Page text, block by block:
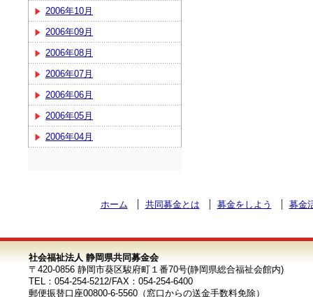
2006年10月
2006年09月
2006年08月
2006年07月
2006年06月
2006年05月
2006年04月
ホーム 共同募金とは 募金をしよう 募金
社会福祉法人 静岡県共同募金会
〒420-0856 静岡市葵区駿府町１番70号(静岡県総合福祉会館内)
TEL：054-254-5212/FAX：054-254-6400
郵便振替口座00800-6-5560（窓口からの送金手数料免除）